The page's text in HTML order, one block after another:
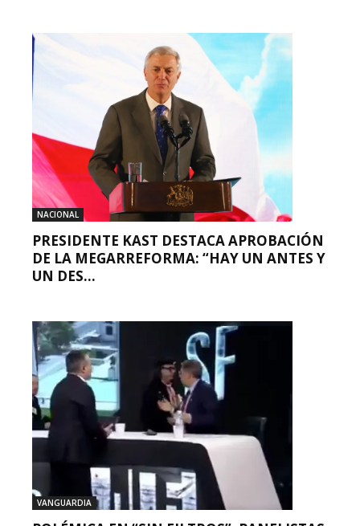
NACIONAL
PRESIDENTE KAST DESTACA APROBACIÓN
DE LA MEGARREFORMA: “HAY UN ANTES Y
UN DES...
VANGUARDIA